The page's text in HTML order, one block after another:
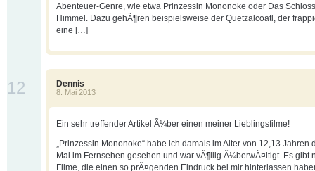
Abenteuer-Genre, wie etwa Prinzessin Mononoke oder Das
Himmel. Dazu gehÃ¶ren beispielsweise der Quetzalcoatl, der
eine […]
Dennis
8. Mai 2013
12
Ein sehr treffender Artikel Ã¼ber einen meiner Lieblingsfilme!
„Prinzessin Mononoke“ habe ich damals im Alter von 12,13 Jahren
Mal im Fernsehen gesehen und war vÃ¶llig Ã¼berwÃ¤ltigt. Es gibt
Filme, die einen so prÃ¤genden Eindruck bei mir hinterlassen